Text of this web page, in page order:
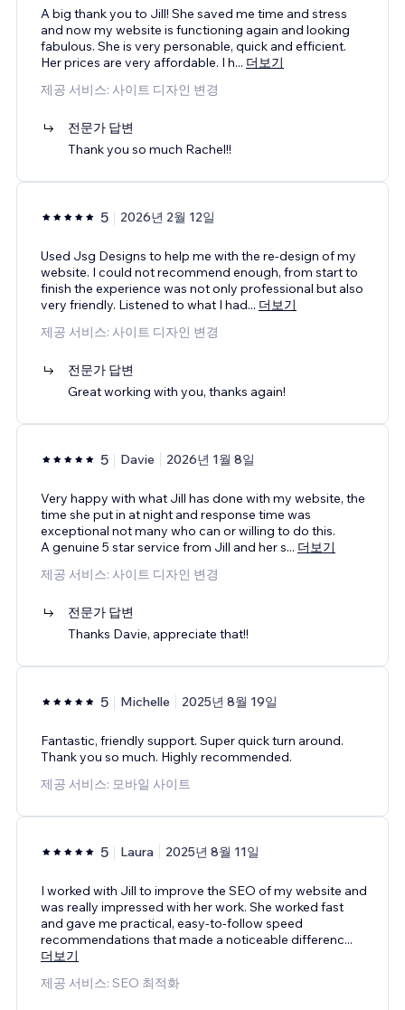
A big thank you to Jill! She saved me time and stress
and now my website is functioning again and looking
fabulous. She is very personable, quick and efficient.
Her prices are very affordable. I h... 더보기
제공 서비스: 사이트 디자인 변경
전문가 답변
Thank you so much Rachel!!
5 2026년 2월 12일
Used Jsg Designs to help me with the re-design of my
website. I could not recommend enough, from start to
finish the experience was not only professional but also
very friendly. Listened to what I had... 더보기
제공 서비스: 사이트 디자인 변경
전문가 답변
Great working with you, thanks again!
5 Davie 2026년 1월 8일
Very happy with what Jill has done with my website, the
time she put in at night and response time was
exceptional not many who can or willing to do this.
A genuine 5 star service from Jill and her s... 더보기
제공 서비스: 사이트 디자인 변경
전문가 답변
Thanks Davie, appreciate that!!
5 Michelle 2025년 8월 19일
Fantastic, friendly support. Super quick turn around.
Thank you so much. Highly recommended.
제공 서비스: 모바일 사이트
5 Laura 2025년 8월 11일
I worked with Jill to improve the SEO of my website and
was really impressed with her work. She worked fast
and gave me practical, easy-to-follow speed
recommendations that made a noticeable differenc...
더보기
제공 서비스: SEO 최적화